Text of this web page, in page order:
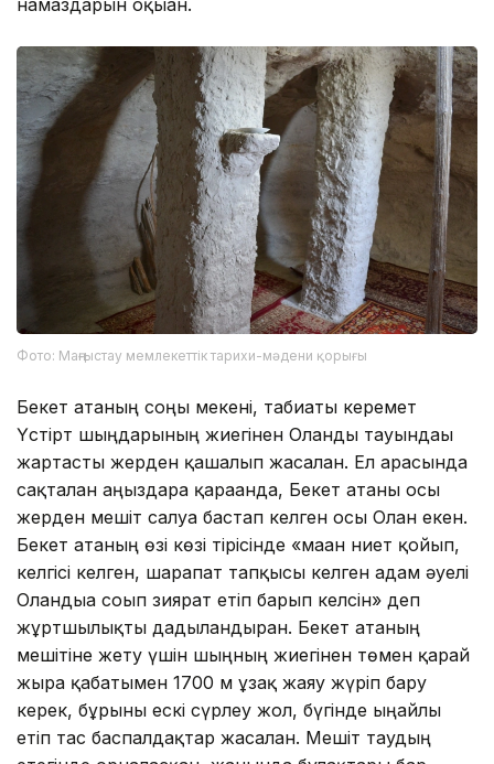
намаздарын оқыған.
Фото: Маңғыстау мемлекеттік тарихи-мәдени қорығы
Бекет атаның соңғы мекені, табиғаты керемет
Үстірт шыңдарының жиегінен Оғланды тауындағы
жартасты жерден қашалып жасалған. Ел арасында
сақталған аңыздарға қарағанда, Бекет атаны осы
жерден мешіт салуға бастап келген осы Оғлан екен.
Бекет атаның өзі көзі тірісінде «маған ниет қойып,
келгісі келген, шарапат тапқысы келген адам әуелі
Оғландыға соғып зиярат етіп барып келсін» деп
жұртшылықты дағдыландырған. Бекет атаның
мешітіне жету үшін шыңның жиегінен төмен қарай
жыра қабатымен 1700 м ұзақ жаяу жүріп бару
керек, бұрынғы ескі сүрлеу жол, бүгінде ыңғайлы
етіп тас баспалдақтар жасалған. Мешіт таудың